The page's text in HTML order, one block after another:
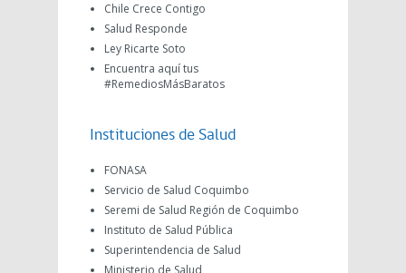
Chile Crece Contigo
Salud Responde
Ley Ricarte Soto
Encuentra aquí tus
#RemediosMásBaratos
Instituciones de Salud
FONASA
Servicio de Salud Coquimbo
Seremi de Salud Región de Coquimbo
Instituto de Salud Pública
Superintendencia de Salud